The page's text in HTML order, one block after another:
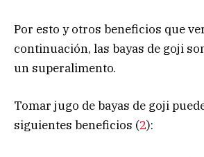
Por esto y otros beneficios que
continuación, las bayas de goji
un superalimento.
Tomar jugo de bayas de goji
siguientes beneficios (2):